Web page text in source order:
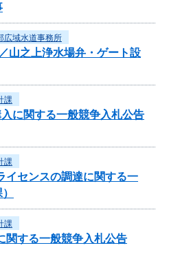
広域水道事務所
山之上浄水場弁・ゲート設
課
に関する一般競争入札公告
課
イセンスの調達に関する一
課
関する一般競争入札公告